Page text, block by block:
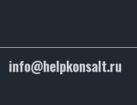
info@helpkonsalt.ru